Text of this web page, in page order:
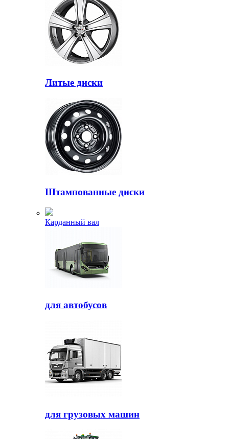
Литые диски
Штампованные диски
Карданный вал
для автобусов
для грузовых машин